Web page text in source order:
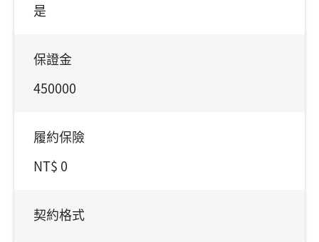
是
保證金
450000
履約保險
NT$ 0
契約格式